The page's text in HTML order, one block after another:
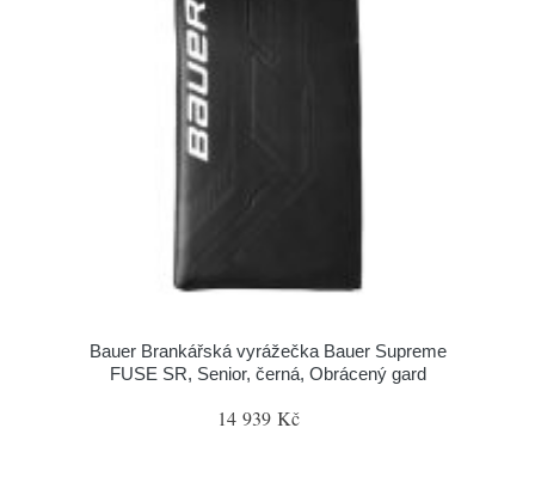
Bauer Brankářská vyrážečka Bauer Supreme
FUSE SR, Senior, černá, Obrácený gard
14 939 Kč